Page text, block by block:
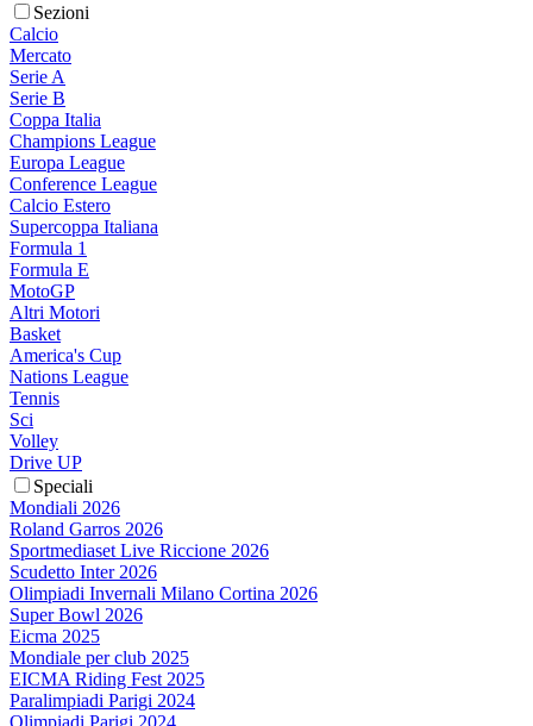
Sezioni
Calcio
Mercato
Serie A
Serie B
Coppa Italia
Champions League
Europa League
Conference League
Calcio Estero
Supercoppa Italiana
Formula 1
Formula E
MotoGP
Altri Motori
Basket
America's Cup
Nations League
Tennis
Sci
Volley
Drive UP
Speciali
Mondiali 2026
Roland Garros 2026
Sportmediaset Live Riccione 2026
Scudetto Inter 2026
Olimpiadi Invernali Milano Cortina 2026
Super Bowl 2026
Eicma 2025
Mondiale per club 2025
EICMA Riding Fest 2025
Paralimpiadi Parigi 2024
Olimpiadi Parigi 2024